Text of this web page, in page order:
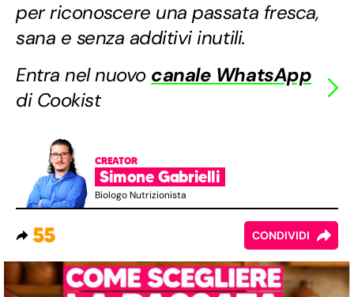
per riconoscere una passata fresca,
sana e senza additivi inutili.
Entra nel nuovo canale WhatsApp
di Cookist
CREATOR
Simone Gabrielli
Biologo Nutrizionista
55 CONDIVIDI